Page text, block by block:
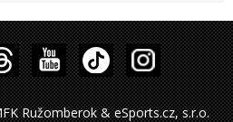
Ružomberok & eSports.cz, s.r.o.